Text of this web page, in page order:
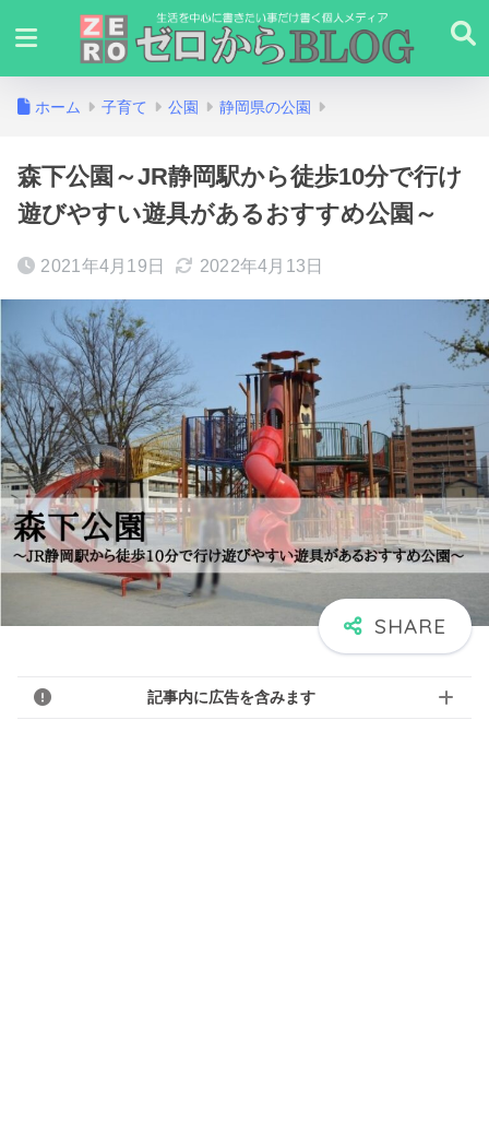
ホーム 子育て 公園 静岡県の公園
森下公園～JR静岡駅から徒歩10分で行け
遊びやすい遊具があるおすすめ公園～
2021年4月19日 2022年4月13日
記事内に広告を含みます